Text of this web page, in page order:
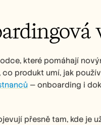
které pomáhají
produkt umí, jak
— onboarding i
přesně tam, kde je